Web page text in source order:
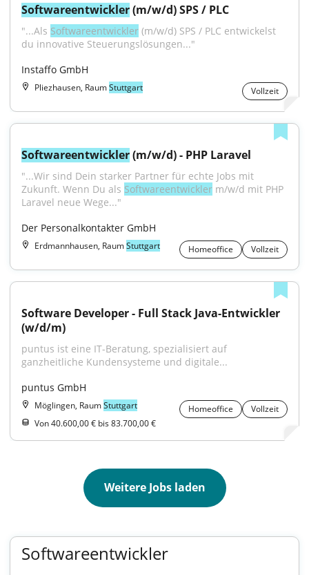
Softwareentwickler (m/w/d) SPS / PLC
"...Als Softwareentwickler (m/w/d) SPS / PLC entwickelst
du innovative Steuerungslösungen..."
Instaffo GmbH
Pliezhausen, RaumStuttgart Vollzeit
Softwareentwickler (m/w/d) - PHP Laravel
"...Wir sind Dein starker Partner für echte Jobs mit
Zukunft. Wenn Du als Softwareentwickler m/w/d mit PHP
Laravel neue Wege..."
Der Personalkontakter GmbH
Erdmannhausen, RaumStuttgart Homeoffice Vollzeit
Software Developer - Full Stack Java-Entwickler
(w/d/m)
puntus ist eine IT-Beratung, spezialisiert auf
ganzheitliche Kundensysteme und digitale...
puntus GmbH
Möglingen, RaumStuttgart Homeoffice
Vollzeit
Von 40.600,00 € bis 83.700,00 €
Weitere Jobs laden
Softwareentwickler